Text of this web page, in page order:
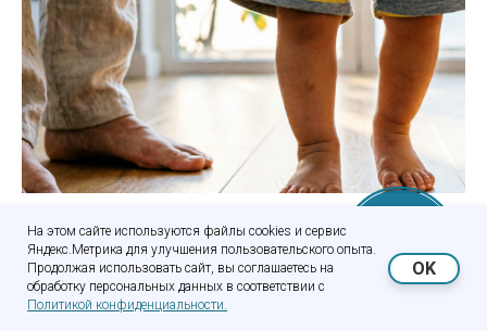
Ребенок косолапит что делать?
Ребенок косолапит: что делать и как помогут ортопедические стельки.
Признаки косолапия у детей, почему готовые стельки не работают, и как
4DIERS диагностика выявляет причину косолапия.
На этом сайте используются файлы cookies и сервис
Яндекс.Метрика для улучшения пользовательского опыта.
Продолжая использовать сайт, вы соглашаетесь на
обработку персональных данных в соответствии с
Политикой конфиденциальности.
OK
запись
запись